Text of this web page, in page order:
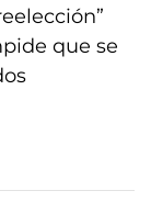
que se